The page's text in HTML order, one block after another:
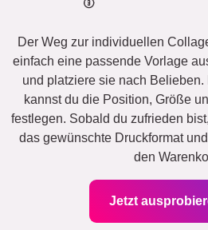
Der Weg zur individuellen
einfach eine passende Vorlage
und platziere sie nach
kannst du die Position, Größe
festlegen. Sobald du zufrieden
das gewünschte Druckformat
den
Jetzt